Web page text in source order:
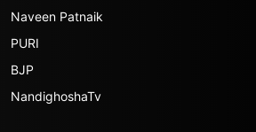
Naveen Patnaik
PURI
BJP
NandighoshaTv